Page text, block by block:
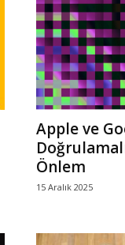
Apple ve
Önlem
15 Aralık 2025